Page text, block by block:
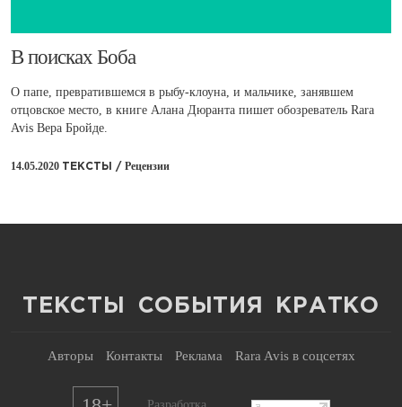
​В поисках Боба
О папе, превратившемся в рыбу-клоуна, и мальчике, занявшем
отцовское место, в книге Алана Дюранта пишет обозреватель Rara
Avis Вера Бройде.
14.05.2020 ТЕКСТЫ / Рецензии
ТЕКСТЫ СОБЫТИЯ КРАТКО
Авторы Контакты Реклама Rara Avis в соцсетях